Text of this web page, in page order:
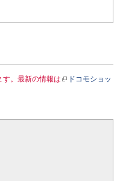
す。最新の情報は
ドコモショッ